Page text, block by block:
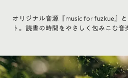
オリジナル音源『music for fuzkue』
ト。読書の時間をやさしく包みこむ音